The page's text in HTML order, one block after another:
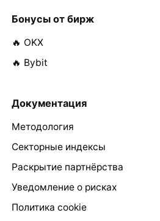
Бонусы от бирж
🔥 OKX
🔥 Bybit
Документация
Методология
Секторные индексы
Раскрытие партнёрства
Уведомление о рисках
Политика cookie